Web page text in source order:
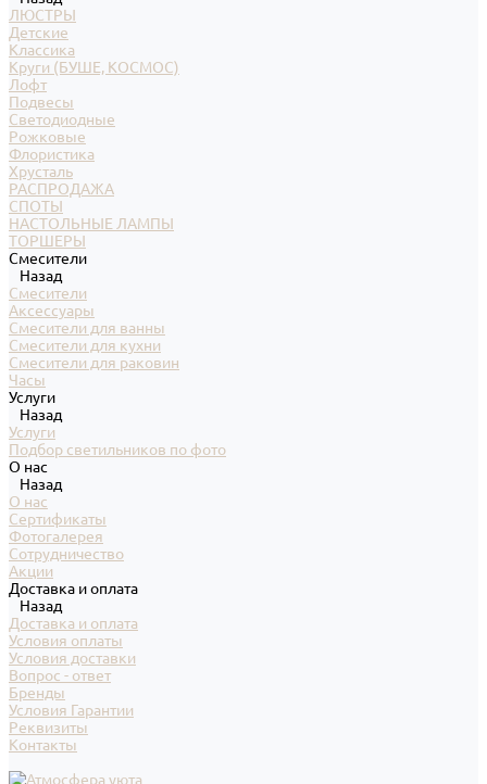
ЛЮСТРЫ
Детские
Классика
Круги (БУШЕ, КОСМОС)
Лофт
Подвесы
Светодиодные
Рожковые
Флористика
Хрусталь
РАСПРОДАЖА
СПОТЫ
НАСТОЛЬНЫЕ ЛАМПЫ
ТОРШЕРЫ
Смесители
Назад
Смесители
Аксессуары
Смесители для ванны
Смесители для кухни
Смесители для раковин
Часы
Услуги
Назад
Услуги
Подбор светильников по фото
О нас
Назад
О нас
Сертификаты
Фотогалерея
Сотрудничество
Акции
Доставка и оплата
Назад
Доставка и оплата
Условия оплаты
Условия доставки
Вопрос - ответ
Бренды
Условия Гарантии
Реквизиты
Контакты